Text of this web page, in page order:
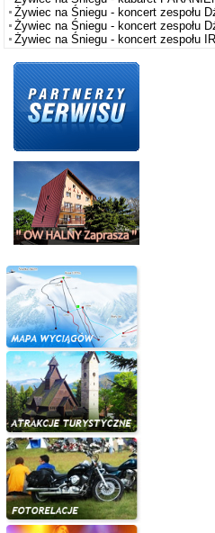
Żywiec na Śniegu - koncert zespołu
Żywiec na Śniegu - koncert zespołu
Żywiec na Śniegu - koncert zespołu